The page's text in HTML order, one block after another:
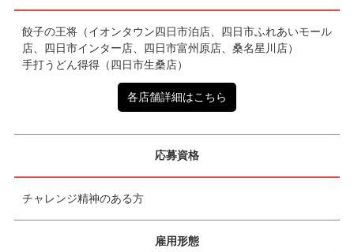
餃子の王将（イオンタウン四日市泊店、四日市ふれあいモール
店、四日市インター店、四日市富州原店、桑名星川店）
手打うどん得得（四日市生桑店）
各店舗詳細はこちら
応募資格
チャレンジ精神のある方
雇用形態